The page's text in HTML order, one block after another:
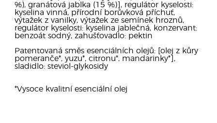
%), granátová jablka (15 %)], regulátor kyselosti:
kyselina vinná, přírodní borůvková příchuť,
výtažek z vanilky, výtažek ze semínek hroznů,
regulátor kyselosti: kyselina jablečná, konzervant:
benzoát sodný, zahušťovadlo: pektin
Patentovaná směs esenciálních olejů: [olej z kůry
pomeranče*, yuzu*, citronu*, mandarinky*],
sladidlo: steviol-glykosidy
*Vysoce kvalitní esenciální olej